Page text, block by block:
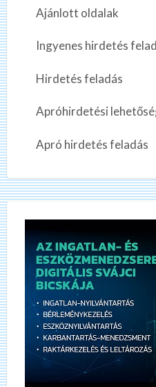
Ajánlott oldalak
Ingyenes hirdetés
Hirdetés feladás
Apróhirdetési
Apró hirdetés feladás